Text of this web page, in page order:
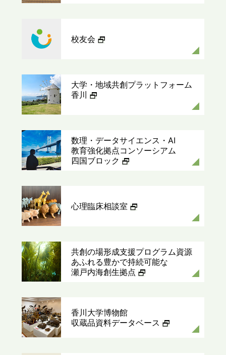
校友会
大学・地域共創プラットフォーム
香川
数理・データサイエンス・AI
教育強化拠点コンソーシアム
四国ブロック
心理臨床相談室
共創の場形成支援プログラム資源
あふれる豊かで持続可能な
瀬戸内海創生拠点
香川大学博物館
収蔵品資料データベース